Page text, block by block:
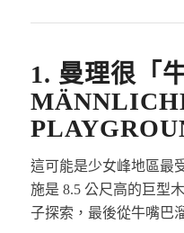
1. 曼理很「
這可能是少女峰地區最
施是 8.5 公尺高的巨型
子探索，最後從牛嘴巴